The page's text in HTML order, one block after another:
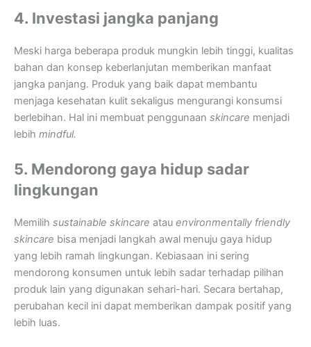
4. Investasi jangka panjang
Meski harga beberapa produk mungkin lebih tinggi, kualitas
bahan dan konsep keberlanjutan memberikan manfaat
jangka panjang. Produk yang baik dapat membantu
menjaga kesehatan kulit sekaligus mengurangi konsumsi
berlebihan. Hal ini membuat penggunaan skincare menjadi
lebih mindful.
5. Mendorong gaya hidup sadar
lingkungan
Memilih sustainable skincare atau environmentally friendly
skincare bisa menjadi langkah awal menuju gaya hidup
yang lebih ramah lingkungan. Kebiasaan ini sering
mendorong konsumen untuk lebih sadar terhadap pilihan
produk lain yang digunakan sehari-hari. Secara bertahap,
perubahan kecil ini dapat memberikan dampak positif yang
lebih luas.